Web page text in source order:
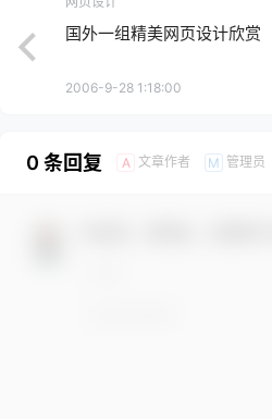
国外一组精美网页设计欣赏
2006-9-28 1:18:00
0 条回复 A 文章作者 M 管理员